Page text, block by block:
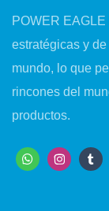
POWER
estratégicas y
mundo, lo que
rincones del
productos.